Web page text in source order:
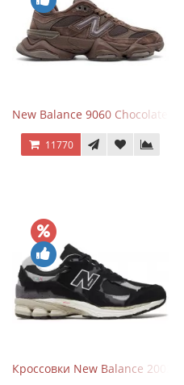
New Balance 9060 Chocolate
11770
Кроссовки New Balance 2002R